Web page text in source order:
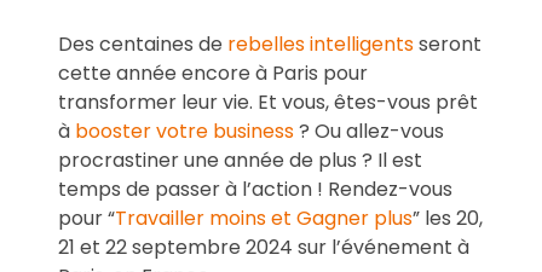
Des centaines de rebelles intelligentsseront
cette année encore à Paris pour
transformer leur vie. Et vous, êtes-vous prêt
à booster votre business? Ou allez-vous
procrastiner une année de plus ? Il est
temps de passer à l’action ! Rendez-vous
pour “Travailler moins et Gagner plus” les 20,
21 et 22 septembre 2024 sur l’événement à